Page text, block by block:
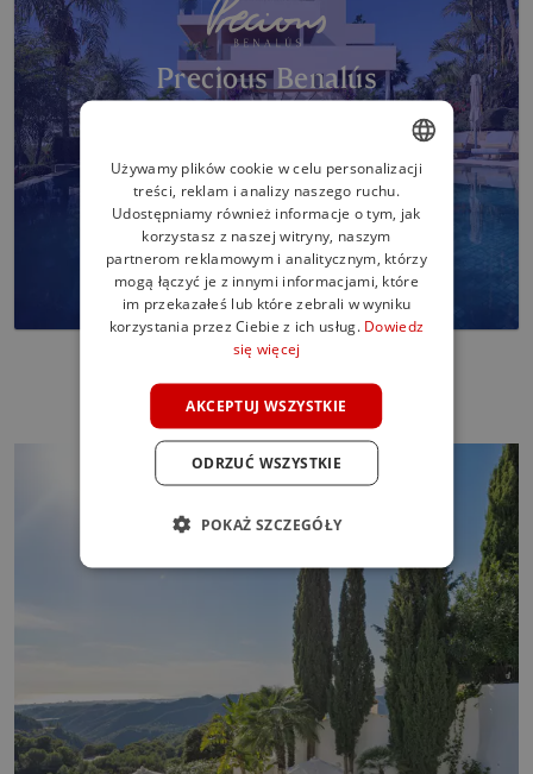
Precious Benalús
10 dzieł sztuki na Złotej Mili w Marbelli
Odkryj więcej
ENGLISH
SPANISH
FRENCH
GERMAN
Używamy plików cookie w celu personalizacji
treści, reklam i analizy naszego ruchu.
Udostępniamy również informacje o tym, jak
korzystasz z naszej witryny, naszym
partnerom reklamowym i analitycznym, którzy
mogą łączyć je z innymi informacjami, które
im przekazałeś lub które zebrali w wyniku
korzystania przez Ciebie z ich usług. Dowiedz
się więcej
AKCEPTUJ WSZYSTKIE
ODRZUĆ WSZYSTKIE
POKAŻ SZCZEGÓŁY